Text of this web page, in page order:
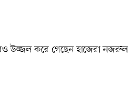
উজ্জল করে গেছেন হাজেরা